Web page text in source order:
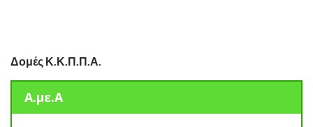
Δομές Κ.Κ.Π.Π.Α.
Α.με.Α